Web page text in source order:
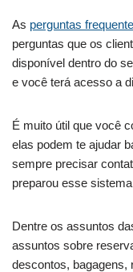
As perguntas
perguntas que os
disponível dentro do
e você terá acesso a
É muito útil que você
elas podem te ajudar
sempre precisar
preparou esse
Dentre os assuntos
assuntos sobre
descontos, bagagens,